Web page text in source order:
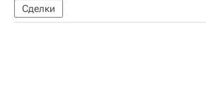
Сделки